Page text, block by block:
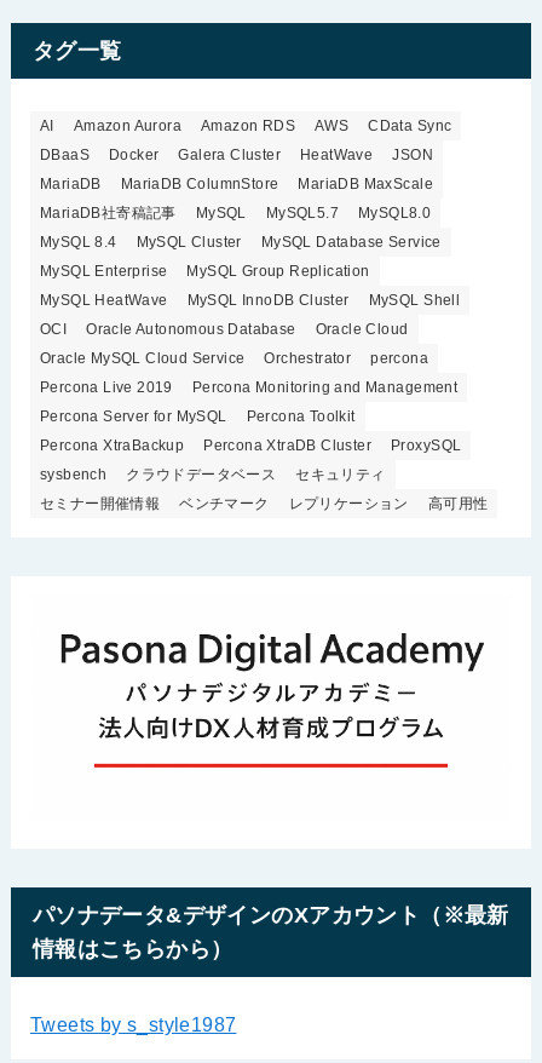
タグ一覧
AI Amazon Aurora Amazon RDS AWS
CData Sync
DBaaS
Docker Galera Cluster HeatWave
JSON
MariaDB
MariaDB ColumnStore
MariaDB MaxScale
MariaDB社寄稿記事
MySQL MySQL5.7
MySQL8.0
MySQL 8.4
MySQL Cluster
MySQL Database Service
MySQL Enterprise
MySQL Group Replication
MySQL HeatWave
MySQL InnoDB Cluster
MySQL Shell
OCI
Oracle Autonomous Database
Oracle Cloud
Oracle MySQL Cloud Service
Orchestrator
percona
Percona Live 2019
Percona Monitoring and Management
Percona Server for MySQL
Percona Toolkit
Percona XtraBackup
Percona XtraDB Cluster
ProxySQL
sysbench
クラウドデータベース
セキュリティ
セミナー開催情報
ベンチマーク レプリケーション 高可用性
パソナデータ&デザインのXアカウント（※最新
情報はこちらから）
Tweets by s_style1987